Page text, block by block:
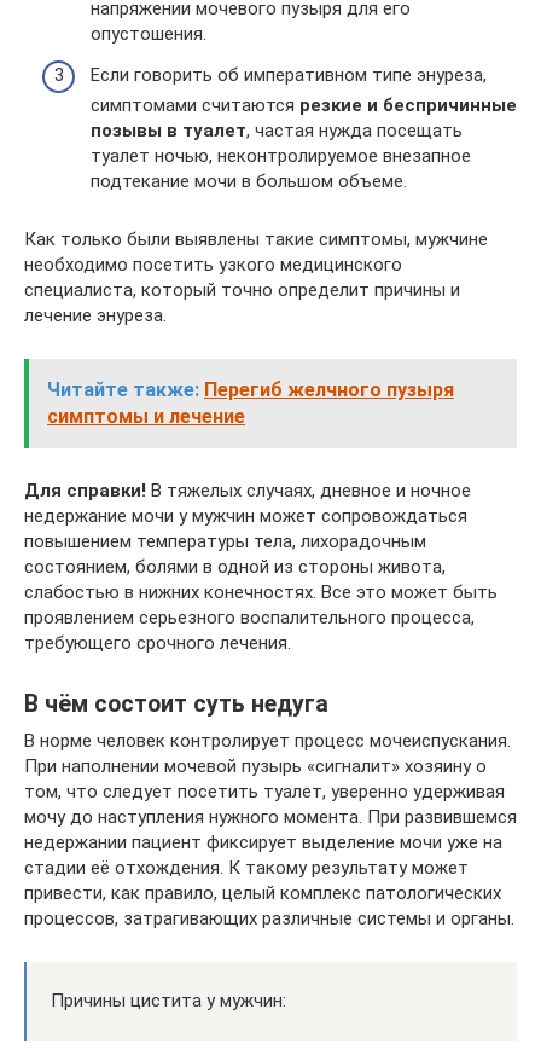
напряжении мочевого пузыря для его
опустошения.
Если говорить об императивном типе энуреза,
симптомами считаются резкие и беспричинные
позывы в туалет, частая нужда посещать
туалет ночью, неконтролируемое внезапное
подтекание мочи в большом объеме.
Как только были выявлены такие симптомы, мужчине
необходимо посетить узкого медицинского
специалиста, который точно определит причины и
лечение энуреза.
Читайте также: Перегиб желчного пузыря
симптомы и лечение
Для справки! В тяжелых случаях, дневное и ночное
недержание мочи у мужчин может сопровождаться
повышением температуры тела, лихорадочным
состоянием, болями в одной из стороны живота,
слабостью в нижних конечностях. Все это может быть
проявлением серьезного воспалительного процесса,
требующего срочного лечения.
В чём состоит суть недуга
В норме человек контролирует процесс мочеиспускания.
При наполнении мочевой пузырь «сигналит» хозяину о
том, что следует посетить туалет, уверенно удерживая
мочу до наступления нужного момента. При развившемся
недержании пациент фиксирует выделение мочи уже на
стадии её отхождения. К такому результату может
привести, как правило, целый комплекс патологических
процессов, затрагивающих различные системы и органы.
Причины цистита у мужчин: